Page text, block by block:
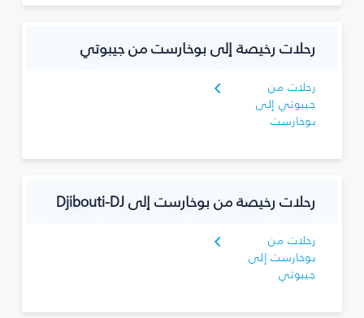
رحلات رخيصة إلى بوخارست من جيبوتي
رحلات من
جيبوتي إلى
بوخارست
رحلات رخيصة من بوخارست إلى Djibouti-DJ
رحلات من
بوخارست إلى
جيبوتي